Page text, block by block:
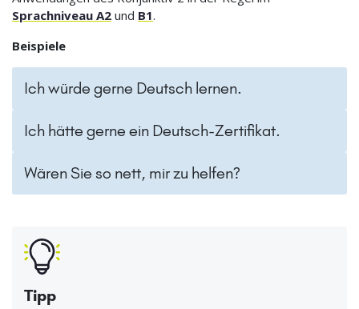
Sprachniveau A2 und B1.
Beispiele
Ich würde gerne Deutsch lernen.
Ich hätte gerne ein Deutsch-Zertifikat.
Wären Sie so nett, mir zu helfen?
Tipp